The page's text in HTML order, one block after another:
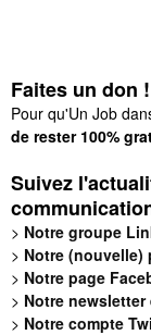
Faites un don !
Pour qu'Un Job
de rester 100%
Suivez
> Notre groupe
> Notre (nouvelle)
> Notre page
> Notre newsletter
> Notre compte